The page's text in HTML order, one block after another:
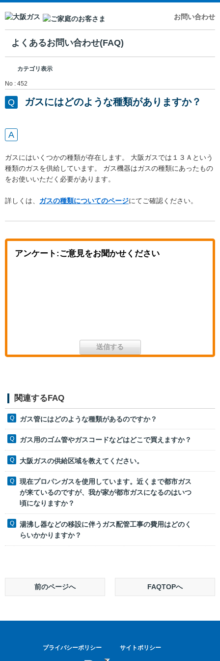
お問い合わせ
よくあるお問い合わせ(FAQ)
カテゴリ表示
No : 452
ガスにはどのような種類がありますか？
ガスにはいくつかの種類が存在します。 大阪ガスでは１３Ａという
種類のガスを供給しています。 ガス機器はガスの種類にあったもの
をお使いいただく必要があります。
詳しくは、 ガスの種類についてのページにてご確認ください。
アンケート:ご意見をお聞かせください
関連するFAQ
ガス管にはどのような種類があるのですか？
ガス用のゴム管やガスコードなどはどこで買えますか？
大阪ガスの供給区域を教えてください。
現在プロパンガスを使用しています。近くまで都市ガス
が来ているのですが、我が家が都市ガスになるのはいつ
頃になりますか？
湯沸し器などの移設に伴うガス配管工事の費用はどのく
らいかかりますか？
前のページへ FAQTOPへ
プライバシーポリシー サイトポリシー